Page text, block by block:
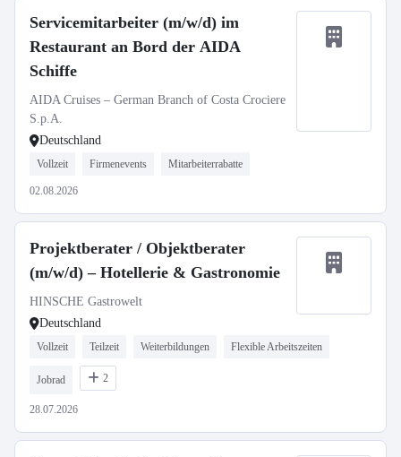
Servicemitarbeiter (m/w/d) im
Restaurant an Bord der AIDA
Schiffe
AIDA Cruises – German Branch of Costa Crociere
S.p.A.
Deutschland
Vollzeit Firmenevents Mitarbeiterrabatte
02.08.2026
Projektberater / Objektberater
(m/w/d) – Hotellerie & Gastronomie
HINSCHE Gastrowelt
Deutschland
Vollzeit Teilzeit Weiterbildungen Flexible Arbeitszeiten
Jobrad 2
28.07.2026